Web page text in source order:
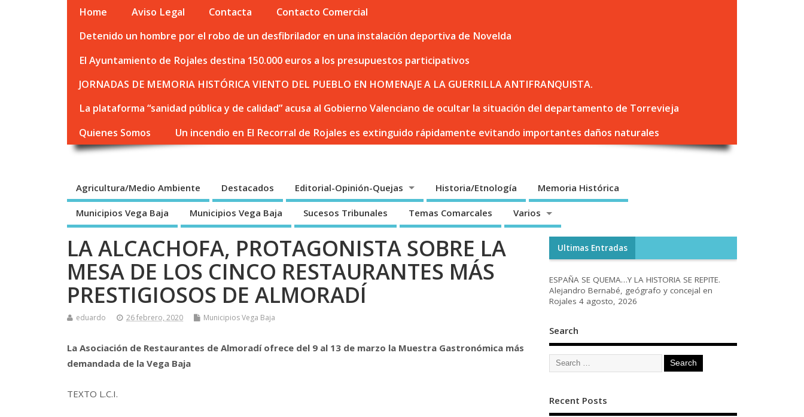
Home Aviso Legal Contacta
Contacto Comercial
Detenido un hombre por el robo de un desfibrilador en una instalación deportiva de Novelda
El Ayuntamiento de Rojales destina 150.000 euros a los presupuestos participativos
JORNADAS DE MEMORIA HISTÓRICA VIENTO DEL PUEBLO EN HOMENAJE A LA GUERRILLA ANTIFRANQUISTA.
La plataforma “sanidad pública y de calidad” acusa al Gobierno Valenciano de ocultar la situación del departamento de Torrevieja
Quienes Somos
Un incendio en El Recorral de Rojales es extinguido rápidamente evitando importantes daños naturales
Agricultura/Medio Ambiente Destacados Editorial-Opinión-Quejas Historia/Etnología Memoria Histórica
Municipios Vega Baja Municipios Vega Baja Sucesos Tribunales Temas Comarcales Varios
LA ALCACHOFA, PROTAGONISTA SOBRE LA
MESA DE LOS CINCO RESTAURANTES MÁS
PRESTIGIOSOS DE ALMORADÍ
eduardo 26 febrero, 2020 Municipios Vega Baja
La Asociación de Restaurantes de Almoradí ofrece del 9 al 13 de marzo la Muestra Gastronómica más
demandada de la Vega Baja
TEXTO L.C.I.
Ultimas Entradas
ESPAÑA SE QUEMA…Y LA HISTORIA SE REPITE.
Alejandro Bernabé, geógrafo y concejal en
Rojales 4 agosto, 2026
Search
Recent Posts